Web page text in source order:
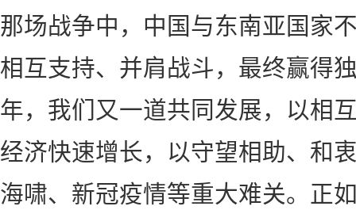
那场战争中，中国与东南亚国家
相互支持、并肩战斗，最终赢得
年，我们又一道共同发展，以相
经济快速增长，以守望相助、和
海啸、新冠疫情等重大难关。正